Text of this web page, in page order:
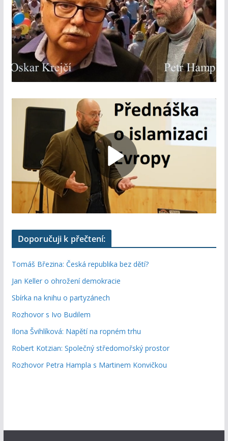
Doporučuji k přečtení:
Tomáš Březina: Česká republika bez dětí?
Jan Keller o ohrožení demokracie
Sbírka na knihu o partyzánech
Rozhovor s Ivo Budilem
Ilona Švihlíková: Napětí na ropném trhu
Robert Kotzian: Společný středomořský prostor
Rozhovor Petra Hampla s Martinem Konvičkou